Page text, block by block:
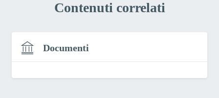
Contenuti correlati
Documenti